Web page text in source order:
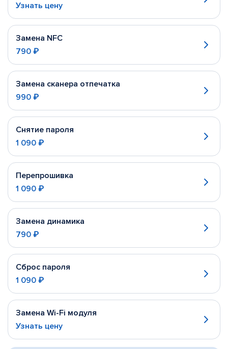
Узнать цену
Замена NFC
790 ₽
Замена сканера отпечатка
990 ₽
Снятие пароля
1 090 ₽
Перепрошивка
1 090 ₽
Замена динамика
790 ₽
Сброс пароля
1 090 ₽
Замена Wi-Fi модуля
Узнать цену